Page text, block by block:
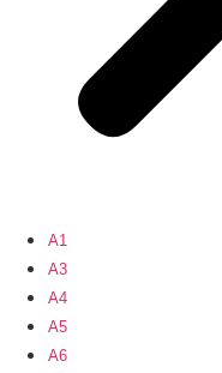
A1
A3
A4
A5
A6